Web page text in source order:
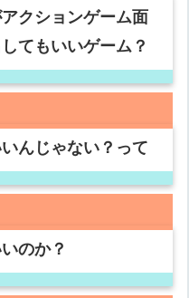
クションゲーム面
てもいいゲーム？
んじゃない？って
のか？